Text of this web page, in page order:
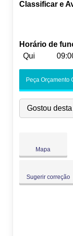
Classificar e
Horário de
Qui
Qua:
Qui:
Peça Orçamento
Gostou
Mapa
Sugerir correção